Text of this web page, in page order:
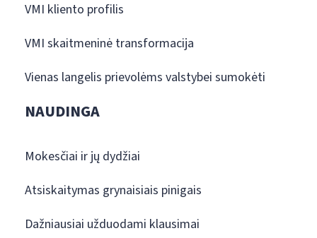
VMI kliento profilis
VMI skaitmeninė transformacija
Vienas langelis prievolėms valstybei sumokėti
NAUDINGA
Mokesčiai ir jų dydžiai
Atsiskaitymas grynaisiais pinigais
Dažniausiai užduodami klausimai